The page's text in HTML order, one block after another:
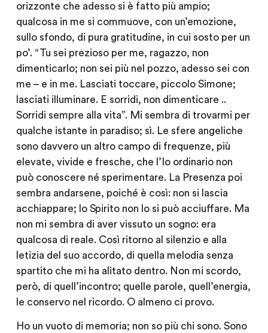
orizzonte che adesso si è fatto più ampio;
qualcosa in me si commuove, con un’emozione,
sullo sfondo, di pura gratitudine, in cui sosto per un
po’. “Tu sei prezioso per me, ragazzo, non
dimenticarlo; non sei più nel pozzo, adesso sei con
me – e in me. Lasciati toccare, piccolo Simone;
lasciati illuminare. E sorridi, non dimenticare ..
Sorridi sempre alla vita”. Mi sembra di trovarmi per
qualche istante in paradiso; sì. Le sfere angeliche
sono davvero un altro campo di frequenze, più
elevate, vivide e fresche, che l’Io ordinario non
può conoscere né sperimentare. La Presenza poi
sembra andarsene, poiché è così: non si lascia
acchiappare; lo Spirito non lo si può acciuffare. Ma
non mi sembra di aver vissuto un sogno: era
qualcosa di reale. Così ritorno al silenzio e alla
letizia del suo accordo, di quella melodia senza
spartito che mi ha alitato dentro. Non mi scordo,
però, di quell’incontro; quelle parole, quell’energia,
le conservo nel ricordo. O almeno ci provo.
Ho un vuoto di memoria; non so più chi sono. Sono